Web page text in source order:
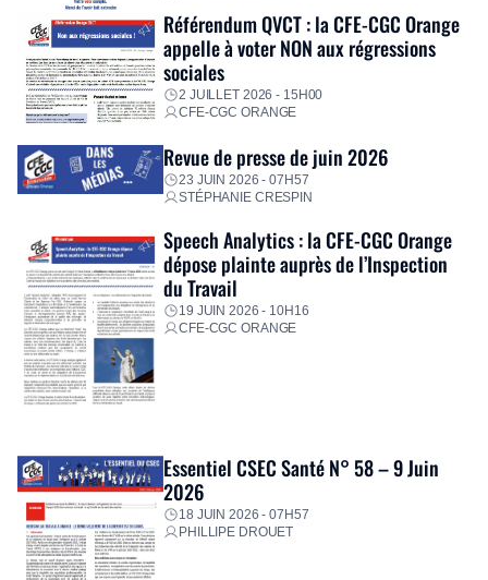
Référendum QVCT : la CFE-CGC Orange
appelle à voter NON aux régressions
sociales
2 JUILLET 2026 - 15H00
CFE-CGC ORANGE
Revue de presse de juin 2026
23 JUIN 2026 - 07H57
STÉPHANIE CRESPIN
Speech Analytics : la CFE-CGC Orange
dépose plainte auprès de l’Inspection
du Travail
19 JUIN 2026 - 10H16
CFE-CGC ORANGE
Essentiel CSEC Santé N° 58 – 9 Juin
2026
18 JUIN 2026 - 07H57
PHILLIPE DROUET